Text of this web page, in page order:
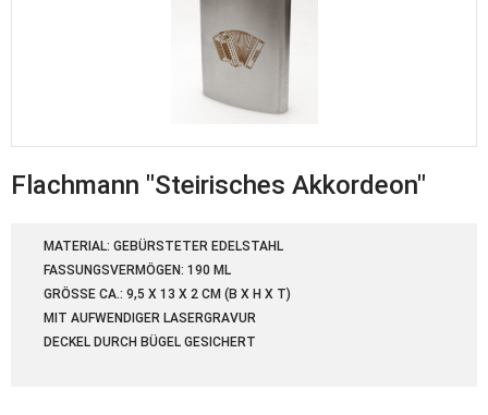
Flachmann "Steirisches Akkordeon"
MATERIAL: GEBÜRSTETER EDELSTAHL
FASSUNGSVERMÖGEN: 190 ML
GRÖSSE CA.: 9,5 X 13 X 2 CM (B X H X T)
MIT AUFWENDIGER LASERGRAVUR
DECKEL DURCH BÜGEL GESICHERT